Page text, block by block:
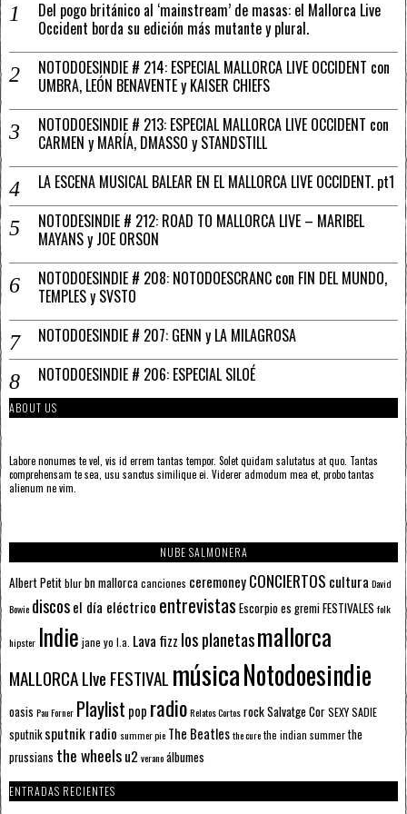
Del pogo británico al ‘mainstream’ de masas: el Mallorca Live
Occident borda su edición más mutante y plural.
NOTODOESINDIE # 214: ESPECIAL MALLORCA LIVE OCCIDENT con
UMBRA, LEÓN BENAVENTE y KAISER CHIEFS
NOTODOESINDIE # 213: ESPECIAL MALLORCA LIVE OCCIDENT con
CARMEN y MARÍA, DMASSO y STANDSTILL
LA ESCENA MUSICAL BALEAR EN EL MALLORCA LIVE OCCIDENT. pt1
NOTODESINDIE # 212: ROAD TO MALLORCA LIVE – MARIBEL
MAYANS y JOE ORSON
NOTODOESINDIE # 208: NOTODOESCRANC con FIN DEL MUNDO,
TEMPLES y SVSTO
NOTODOESINDIE # 207: GENN y LA MILAGROSA
NOTODOESINDIE # 206: ESPECIAL SILOÉ
ABOUT US
Labore nonumes te vel, vis id errem tantas tempor. Solet quidam salutatus at quo. Tantas
comprehensam te sea, usu sanctus similique ei. Viderer admodum mea et, probo tantas
alienum ne vim.
NUBE SALMONERA
Albert Petitblurbn mallorcacanciones ceremoneyCONCIERTOS cultura David
Bowie discosel día eléctrico entrevistas Escorpioes gremiFESTIVALES folk
hipster Indie jane yo l.a. Lava fizz los planetasmallorca
MALLORCA LIve FESTIVAL músicaNotodoesindie
oasis Pau Forner Playlist pop radioRelatos CortosrockSalvatge CorSEXY SADIE
sputnik sputnik radio summer pie The Beatlesthe curethe indian summerthe
prussians the wheelsu2 veranoálbumes
ENTRADAS RECIENTES